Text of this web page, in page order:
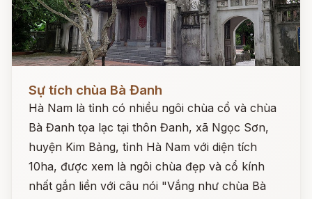
Sự tích chùa Bà Đanh
Hà Nam là tỉnh có nhiều ngôi chùa cổ và chùa
Bà Đanh tọa lạc tại thôn Đanh, xã Ngọc Sơn,
huyện Kim Bảng, tỉnh Hà Nam với diện tích
10ha, được xem là ngôi chùa đẹp và cổ kính
nhất gắn liền với câu nói "Vắng như chùa Bà